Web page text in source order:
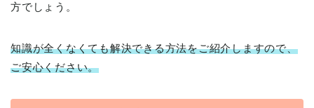
方でしょう。
知識が全くなくても解決できる方法をご紹介しますので、
ご安心ください。